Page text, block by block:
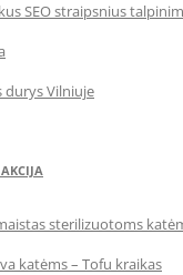
SEO straipsnius
durys Vilniuje
sterilizuotoms
katėms – Tofu kraikas